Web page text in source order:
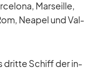
Mar­seille,
Nea­pel und Val­
dritte Schiff der in­